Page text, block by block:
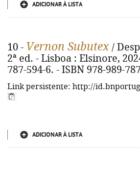
ADICIONAR À LISTA
10 - Vernon Subutex /
2ª ed. - Lisboa : Elsinore,
787-594-6. - ISBN 978-989-
Link persistente: http://
ADICIONAR À LISTA